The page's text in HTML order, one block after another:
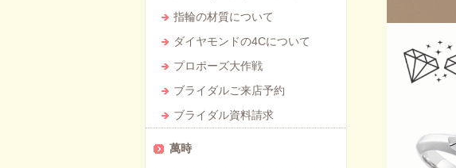
指輪の材質について
ダイヤモンドの4Cについて
プロポーズ大作戦
ブライダルご来店予約
ブライダル資料請求
萬時